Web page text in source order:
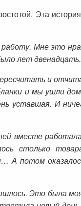
Эта
Мне это
лет двенадцать.
и
и мы ушли
уставшая. И
вместе
столько
А потом
Это была